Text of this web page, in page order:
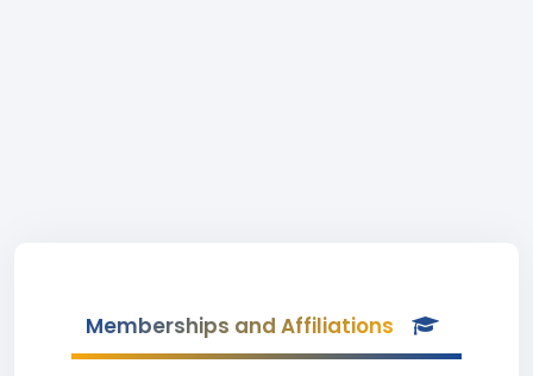
Memberships and Affiliations